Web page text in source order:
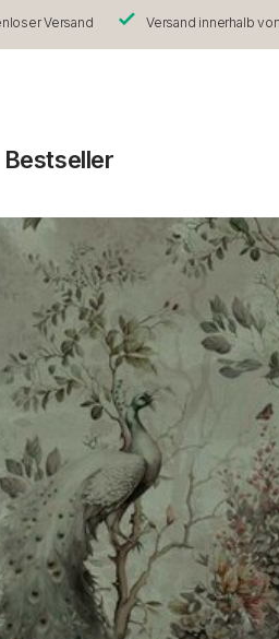
Versand Versand innerhalb
Bestseller